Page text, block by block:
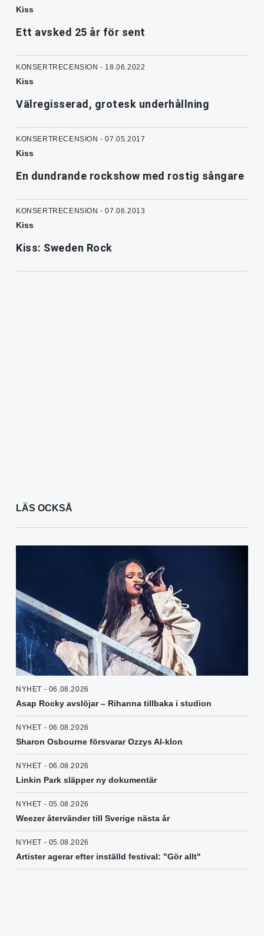
Kiss
Ett avsked 25 år för sent
KONSERTRECENSION - 18.06.2022
Kiss
Välregisserad, grotesk underhållning
KONSERTRECENSION - 07.05.2017
Kiss
En dundrande rockshow med rostig sångare
KONSERTRECENSION - 07.06.2013
Kiss
Kiss: Sweden Rock
LÄS OCKSÅ
NYHET - 06.08.2026
Asap Rocky avslöjar – Rihanna tillbaka i studion
NYHET - 06.08.2026
Sharon Osbourne försvarar Ozzys AI-klon
NYHET - 06.08.2026
Linkin Park släpper ny dokumentär
NYHET - 05.08.2026
Weezer återvänder till Sverige nästa år
NYHET - 05.08.2026
Artister agerar efter inställd festival: "Gör allt"